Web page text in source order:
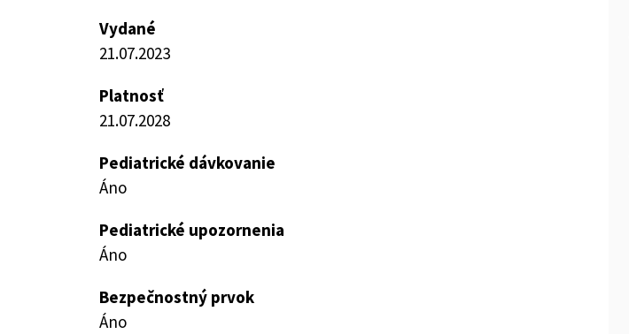
Vydané
21.07.2023
Platnosť
21.07.2028
Pediatrické dávkovanie
Áno
Pediatrické upozornenia
Áno
Bezpečnostný prvok
Áno